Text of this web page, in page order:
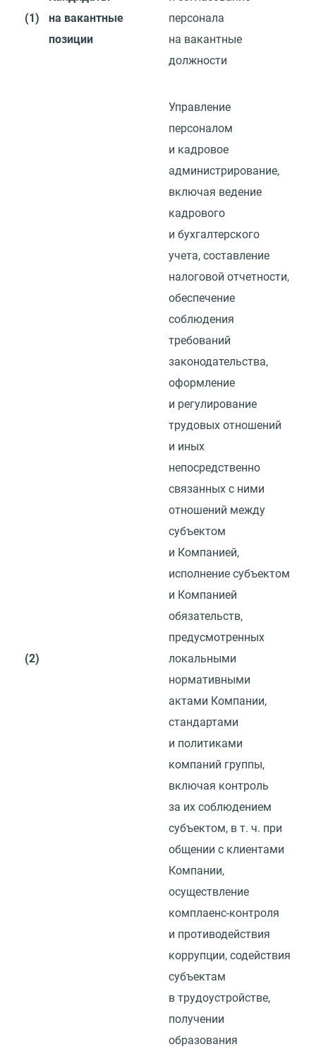
(1)
на вакантные
позиции
персонала
на вакантные
должности
(2)
Управление
персоналом
и кадровое
администрирование,
включая ведение
кадрового
и бухгалтерского
учета, составление
налоговой отчетности,
обеспечение
соблюдения
требований
законодательства,
оформление
и регулирование
трудовых отношений
и иных
непосредственно
связанных с ними
отношений между
субъектом
и Компанией,
исполнение субъектом
и Компанией
обязательств,
предусмотренных
локальными
нормативными
актами Компании,
стандартами
и политиками
компаний группы,
включая контроль
за их соблюдением
субъектом, в т. ч. при
общении с клиентами
Компании,
осуществление
комплаенс-контроля
и противодействия
коррупции, содействия
субъектам
в трудоустройстве,
получении
образования